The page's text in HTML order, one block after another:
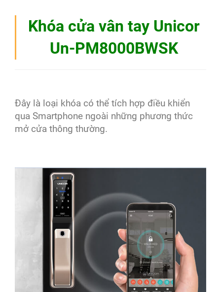
Khóa cửa vân tay Unicor
Un-PM8000BWSK
Đây là loại khóa có thể tích hợp điều khiển
qua Smartphone ngoài những phương thức
mở cửa thông thường.